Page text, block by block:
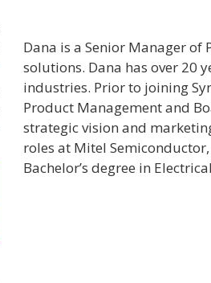
Dana is a Senior Manager of
solutions. Dana has over 20
industries. Prior to joining
Product Management and
strategic vision and
roles at Mitel Semiconductor,
Bachelor’s degree in